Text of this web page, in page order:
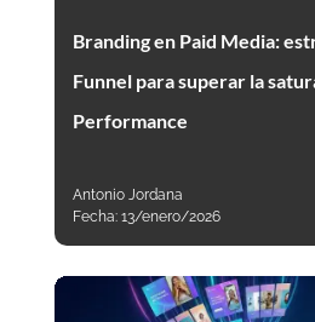
Branding en Paid Media:
Funnel para superar la
Performance
Antonio Jordana
Fecha: 13/enero/2026